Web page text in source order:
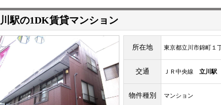
駅の1DK賃貸マンション
所在地 東京都立川市錦町１
交通 ＪＲ中央線 立川駅
物件種別 マンション